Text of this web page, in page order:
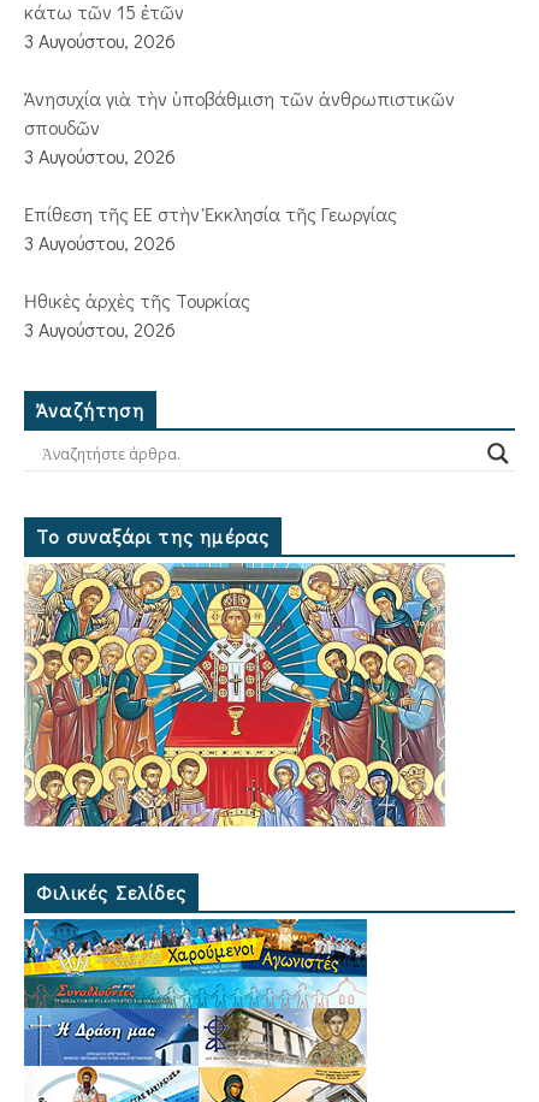
κάτω τῶν 15 ἐτῶν
3 Αυγούστου, 2026
Ἀνησυχία γιὰ τὴν ὑποβάθμιση τῶν ἀνθρωπιστικῶν
σπουδῶν
3 Αυγούστου, 2026
Ἐπίθεση τῆς ΕΕ στὴν Ἐκκλησία τῆς Γεωργίας
3 Αυγούστου, 2026
Ἠθικὲς ἀρχὲς τῆς Τουρκίας
3 Αυγούστου, 2026
Ἀναζήτηση
Το συναξάρι της ημέρας
Φιλικές Σελίδες